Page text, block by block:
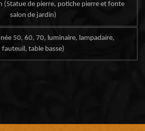
(Statue de pierre, potiche pierre et fonte
salon de jardin)
50, 60, 70, luminaire, lampadaire,
fauteuil, table basse)